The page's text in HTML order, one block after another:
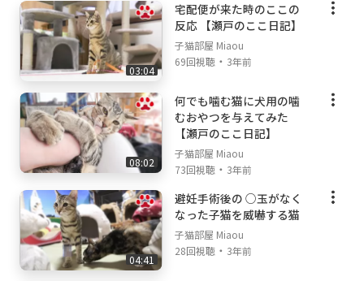
【撮影機材】
Canon C200
Eos R
Sennheiser
03:04
宅配便が来た時のここの
反応 【瀬戸のここ日記】
子猫部屋 Miaou
69回視聴 ・ 3年前
08:02
何でも噛む猫に犬用の噛
むおやつを与えてみた
【瀬戸のここ日記】
子猫部屋 Miaou
73回視聴 ・ 3年前
04:41
避妊手術後の ○玉がなく
なった子猫を威嚇する猫
子猫部屋 Miaou
28回視聴 ・ 3年前